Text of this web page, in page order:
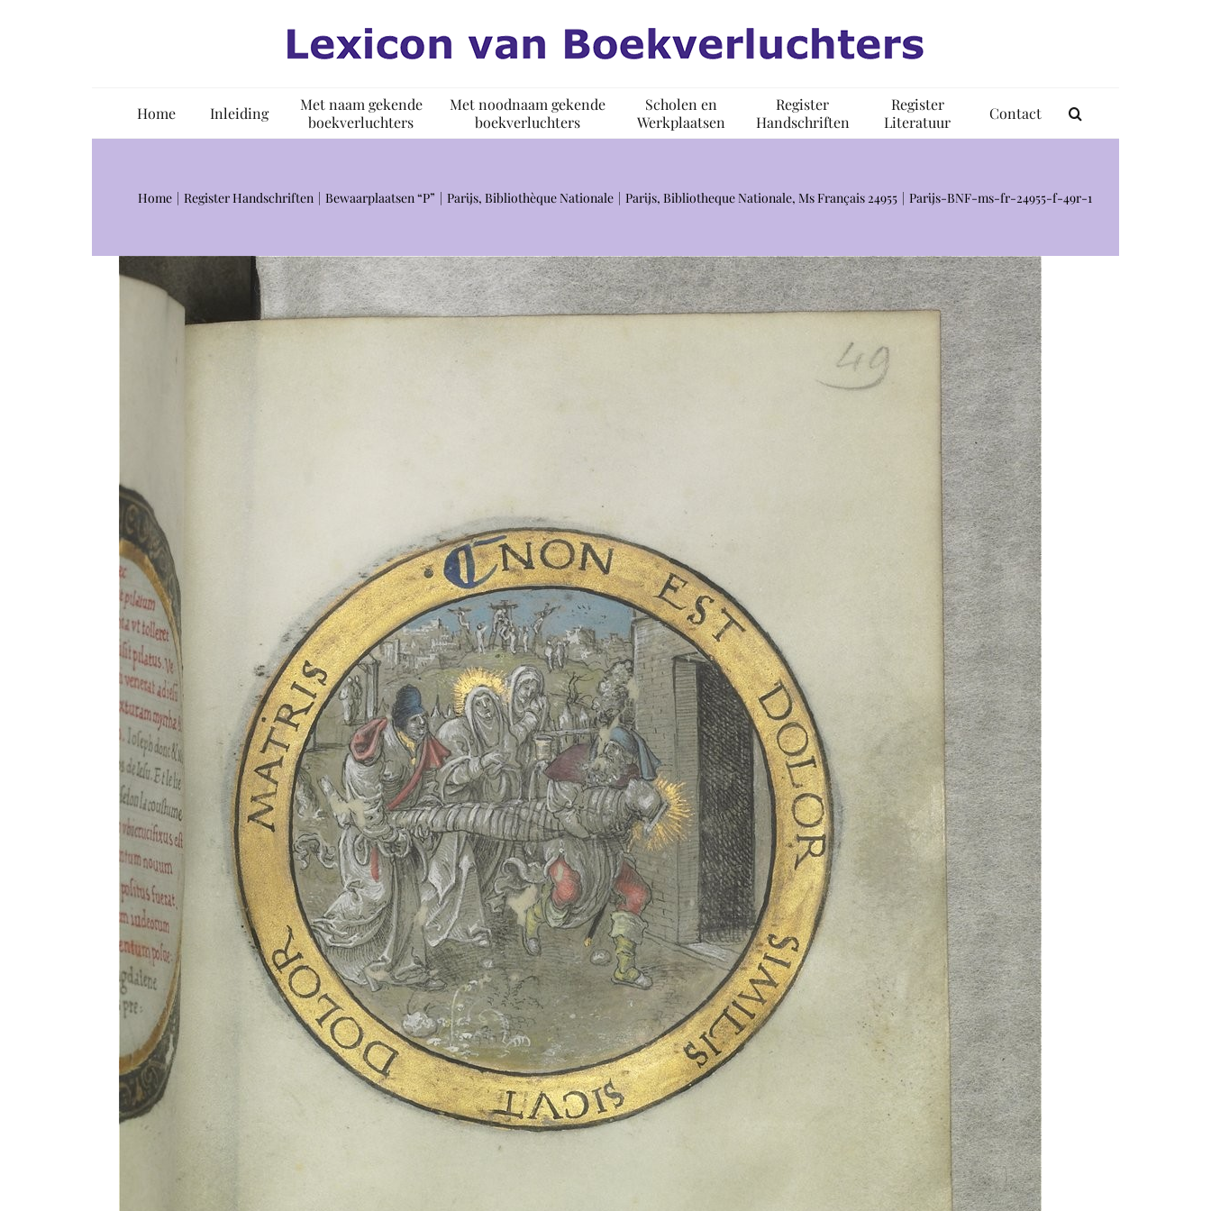
Home Inleiding
Met naam gekende
boekverluchters
Met noodnaam gekende
boekverluchters
Scholen en
Werkplaatsen
Register
Handschriften
Register
Literatuur
Contact
Home Register Handschriften Bewaarplaatsen “P” Parijs, Bibliothèque Nationale Parijs, Bibliotheque Nationale, Ms Français 24955 Parijs-BNF-ms-fr-24955-f-49r-1